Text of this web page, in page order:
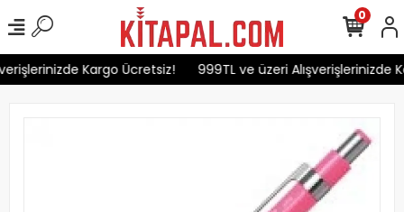
Kargo Ücretsiz! 999TL ve üzeri Alışverişlerinizde
0